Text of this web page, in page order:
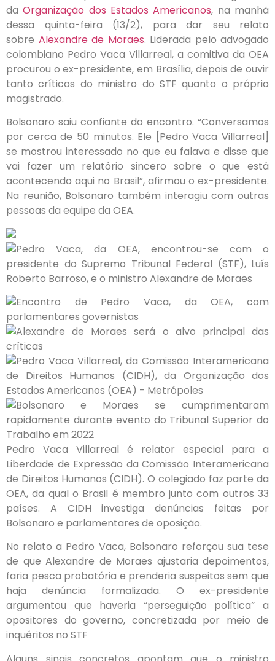
daOrganização dos Estados Americanos, na manhã
dessa quinta-feira (13/2), para dar seu relato
sobre Alexandre de Moraes. Liderada pelo advogado
colombiano Pedro Vaca Villarreal, a comitiva da OEA
procurou o ex-presidente, em Brasília, depois de ouvir
tanto críticos do ministro do STF quanto o próprio
magistrado.
Bolsonaro saiu confiante do encontro. “Conversamos
por cerca de 50 minutos. Ele [Pedro Vaca Villarreal]
se mostrou interessado no que eu falava e disse que
vai fazer um relatório sincero sobre o que está
acontecendo aqui no Brasil”, afirmou o ex-presidente.
Na reunião, Bolsonaro também interagiu com outras
pessoas da equipe da OEA.
Pedro Vaca Villarreal é relator especial para a
Liberdade de Expressão da Comissão Interamericana
de Direitos Humanos (CIDH). O colegiado faz parte da
OEA, da qual o Brasil é membro junto com outros 33
países. A CIDH investiga denúncias feitas por
Bolsonaro e parlamentares de oposição.
No relato a Pedro Vaca, Bolsonaro reforçou sua tese
de que Alexandre de Moraes ajustaria depoimentos,
faria pesca probatória e prenderia suspeitos sem que
haja denúncia formalizada. O ex-presidente
argumentou que haveria “perseguição política” a
opositores do governo, concretizada por meio de
inquéritos no STF